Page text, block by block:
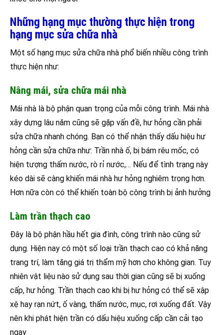
Những hạng mục thường thực hiện trong
hạng mục sửa chữa nhà
Một số hạng mục sửa chữa nhà phổ biến nhiều công trình
thực hiện như:
Nâng mái, sửa chữa mái nhà
Mái nhà là bộ phận quan trọng của mỗi công trình. Mái nhà
xây dựng lâu năm cũng sẽ gặp vấn đề, hư hỏng cần phải
sửa chữa nhanh chóng. Bạn có thể nhận thấy dấu hiệu hư
hỏng cần sửa chữa như: Trần nhà ố, bị bám rêu mốc, có
hiện tượng thấm nước, rò rỉ nước,… Nếu để tình trạng này
kéo dài sẽ càng khiến mái nhà hư hỏng nghiêm trọng hơn.
Hơn nữa còn có thể khiến toàn bộ công trình bị ảnh hưởng
Làm trần thạch cao
Đây là bộ phận hầu hết gia đình, công trình nào cũng sử
dụng. Hiện nay có một số loại trần thạch cao có khả năng
trang trí, làm tăng giá trị thẩm mỹ hơn cho không gian. Tuy
nhiên vật liệu nào sử dụng sau thời gian cũng sẽ bị xuống
cấp, hư hỏng. Trần thạch cao khi bị hư hỏng có thể sẽ xập
xệ hay rạn nứt, ố vàng, thấm nước, mục, rơi xuống đất. Vậy
nên khi phát hiện trần có dấu hiệu xuống cấp cần cải tạo
ngay